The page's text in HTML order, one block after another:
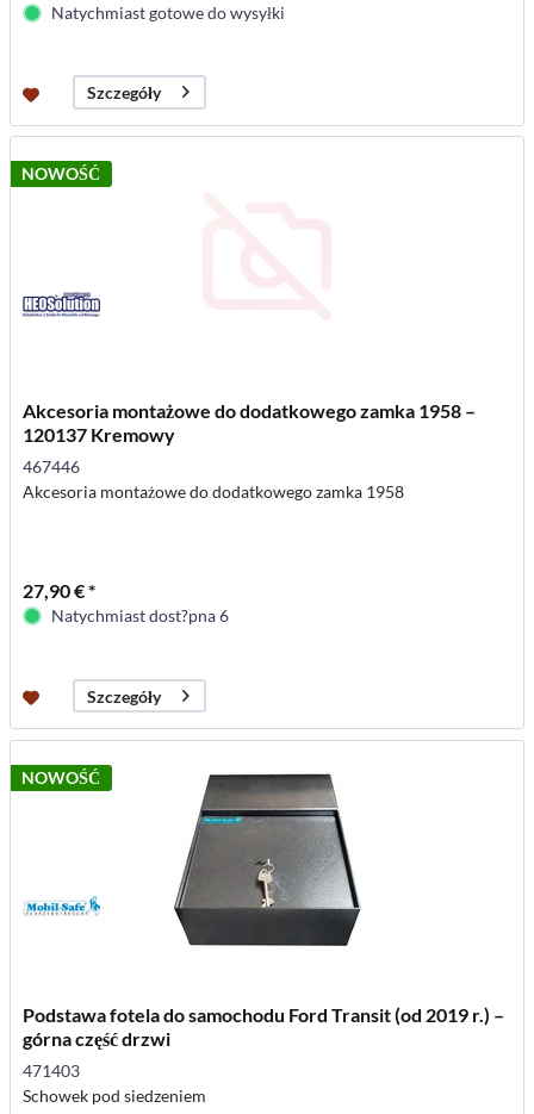
Natychmiast gotowe do wysyłki
Szczegóły
NOWOŚĆ
Akcesoria montażowe do dodatkowego zamka 1958 –
120137 Kremowy
467446
Akcesoria montażowe do dodatkowego zamka 1958
27,90 € *
Natychmiast dost?pna 6
Szczegóły
NOWOŚĆ
Podstawa fotela do samochodu Ford Transit (od 2019 r.) –
górna część drzwi
471403
Schowek pod siedzeniem